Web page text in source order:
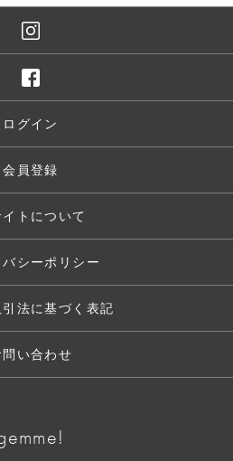
ログイン
会員登録
トについて
シーポリシー
法に基づく表記
問い合わせ